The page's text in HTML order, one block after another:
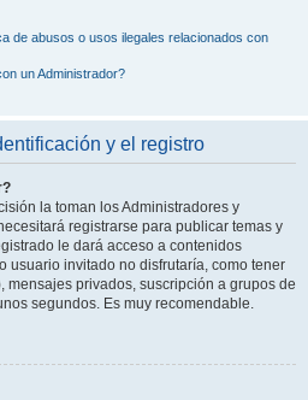
de abusos o usos ilegales relacionados con
un Administrador?
y el registro
la toman los Administradores y
registrarse para publicar temas y
le dará acceso a contenidos
usuario invitado no disfrutaría, como tener
mensajes privados, suscripción a grupos de
segundos. Es muy recomendable.